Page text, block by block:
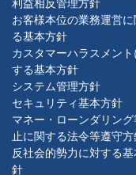
お客様本位の業務運営に
る基本方針
カスタマーハラスメン
する基本方針
システム管理方針
セキュリティ基本方針
マネー・ローンダリン
止に関する法令等遵守
反社会的勢力に対する
針